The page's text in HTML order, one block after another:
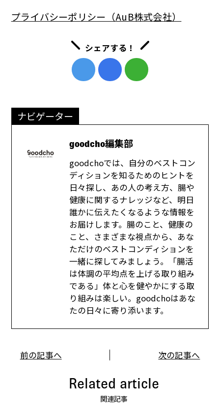
プライバシーポリシー（AuB株式会社）
シェアする！
ナビゲーター
goodcho編集部
goodchoでは、自分のベストコン
ディションを知るためのヒントを
日々探し、あの人の考え方、腸や
健康に関するナレッジなど、明日
誰かに伝えたくなるような情報を
お届けします。腸のこと、健康の
こと、さまざまな視点から、あな
ただけのベストコンディションを
一緒に探してみましょう。「腸活
は体調の平均点を上げる取り組み
である」体と心を健やかにする取
り組みは楽しい。goodchoはあな
たの日々に寄り添います。
前の記事へ 次の記事へ
Related article
関連記事